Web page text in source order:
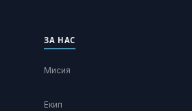
ЗА НАС
Мисия
Екип